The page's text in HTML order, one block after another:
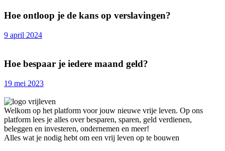
Hoe ontloop je de kans op verslavingen?
9 april 2024
Hoe bespaar je iedere maand geld?
19 mei 2023
Welkom op het platform voor jouw nieuwe vrije leven. Op ons
platform lees je alles over besparen, sparen, geld verdienen,
beleggen en investeren, ondernemen en meer!
Alles wat je nodig hebt om een vrij leven op te bouwen